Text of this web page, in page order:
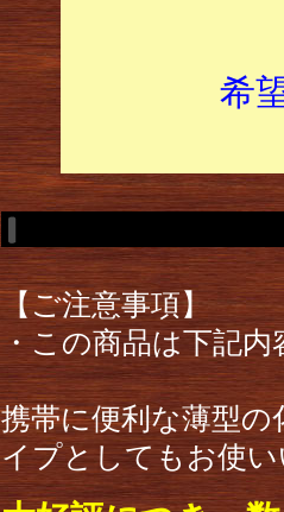
希
【ご注意事項】
・この商品は下記
携帯に便利な薄型
イプとしてもお使